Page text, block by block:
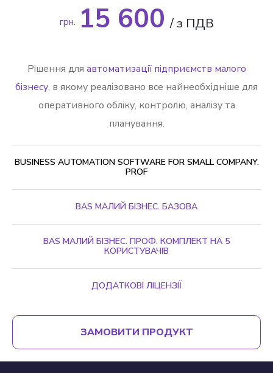
грн. 15 600 / з ПДВ
Рішення для автоматизації підприємств малого
бізнесу, в якому реалізовано все найнеобхідніше для
оперативного обліку, контролю, аналізу та
планування.
BUSINESS AUTOMATION SOFTWARE FOR SMALL COMPANY.
PROF
BAS МАЛИЙ БІЗНЕС. БАЗОВА
BAS МАЛИЙ БІЗНЕС. ПРОФ. КОМПЛЕКТ НА 5
КОРИСТУВАЧІВ
ДОДАТКОВІ ЛІЦЕНЗІЇ
ЗАМОВИТИ ПРОДУКТ